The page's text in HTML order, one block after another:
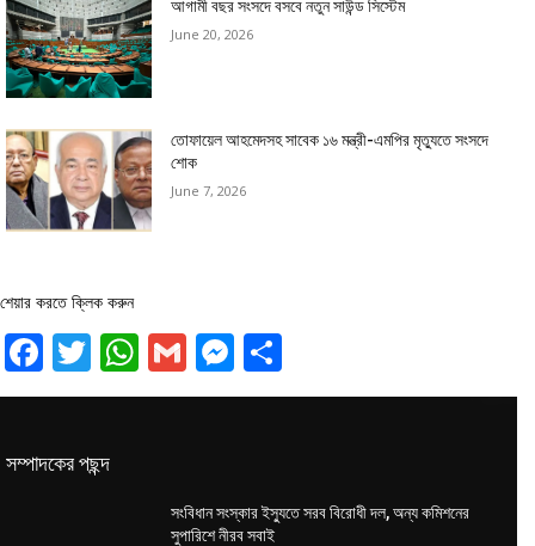
আগামী বছর সংসদে বসবে নতুন সাউন্ড সিস্টেম
June 20, 2026
তোফায়েল আহমেদসহ সাবেক ১৬ মন্ত্রী-এমপির মৃত্যুতে সংসদে
শোক
June 7, 2026
শেয়ার করতে ক্লিক করুন
Facebook
Twitter
WhatsApp
GmailMessenger
সম্পাদকের পছন্দ
সংবিধান সংস্কার ইস্যুতে সরব বিরোধী দল, অন্য কমিশনের
সুপারিশে নীরব সবাই